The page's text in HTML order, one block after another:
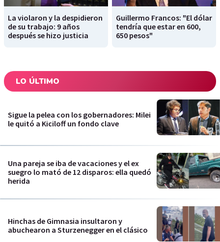
La violaron y la despidieron
de su trabajo: 9 años
después se hizo justicia
Guillermo Francos: "El dólar
tendría que estar en 600,
650 pesos"
LO ÚLTIMO
Sigue la pelea con los gobernadores: Milei
le quitó a Kiciloff un fondo clave
Una pareja se iba de vacaciones y el ex
suegro lo mató de 12 disparos: ella quedó
herida
Hinchas de Gimnasia insultaron y
abuchearon a Sturzenegger en el clásico